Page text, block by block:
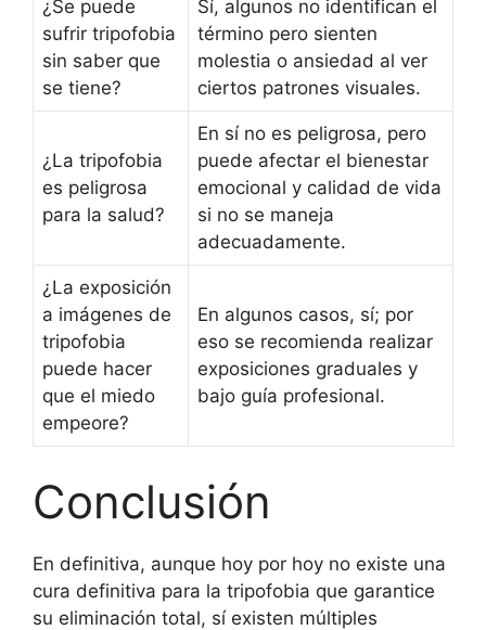
¿Se puede
sufrir tripofobia
sin saber que
se tiene?
Sí, algunos no identifican el
término pero sienten
molestia o ansiedad al ver
ciertos patrones visuales.
¿La tripofobia
es peligrosa
para la salud?
En sí no es peligrosa, pero
puede afectar el bienestar
emocional y calidad de vida
si no se maneja
adecuadamente.
¿La exposición
a imágenes de
tripofobia
puede hacer
que el miedo
empeore?
En algunos casos, sí; por
eso se recomienda realizar
exposiciones graduales y
bajo guía profesional.
Conclusión
En definitiva, aunque hoy por hoy no existe una
cura definitiva para la tripofobia que garantice
su eliminación total, sí existen múltiples